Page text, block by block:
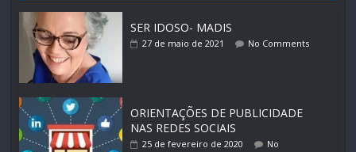
SER IDOSO- MADIS
27 de maio de 2021 No Comments
ORIENTAÇÕES DE PUBLICIDADE
NAS REDES SOCIAIS
25 de fevereiro de 2020
No